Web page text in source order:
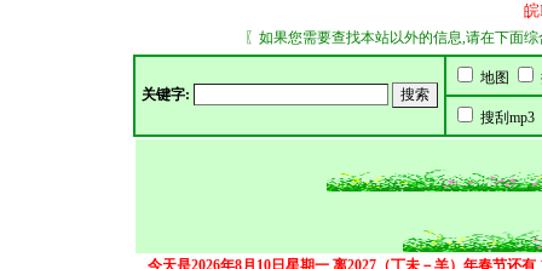
皖
〖如果您需要查找本站以外的信息,请在下面综合搜索
关键字:
地图
搜刮mp3
今天是2026年8月10日星期一 离2027（丁未－羊）年春节还有